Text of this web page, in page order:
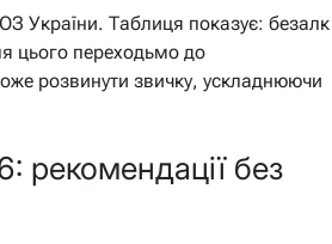
України. Таблиця показує: безалк
цього переходьмо до
розвинути звичку, ускладнюючи
рекомендації без